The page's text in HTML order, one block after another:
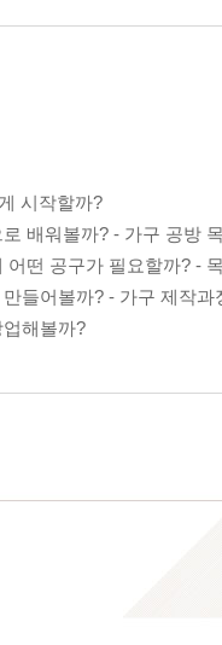
시작할까?
배워볼까? - 가구 공방
어떤 공구가 필요할까? -
들어볼까? - 가구 제작과
해볼까?